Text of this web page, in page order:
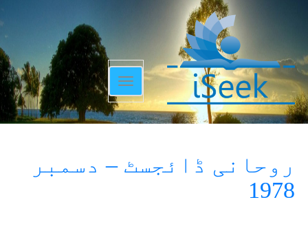
Toggle
navigation
روحانی ڈائجسٹ – دسمبر
1978